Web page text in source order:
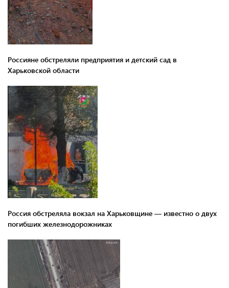
Россияне обстреляли предприятия и детский сад в
Харьковской области
Россия обстреляла вокзал на Харьковщине — известно о двух
погибших железнодорожниках